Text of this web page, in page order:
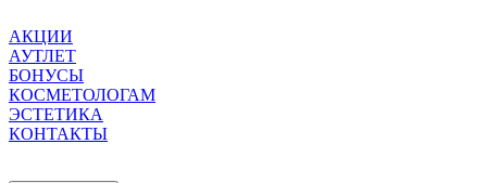
АКЦИИ
АУТЛЕТ
БОНУСЫ
КОСМЕТОЛОГАМ
ЭСТЕТИКА
КОНТАКТЫ